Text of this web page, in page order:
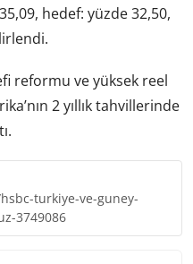
hedef: yüzde 32,50,
reformu ve yüksek reel
2 yıllık tahvillerinde
turkiye-ve-guney-
3749086